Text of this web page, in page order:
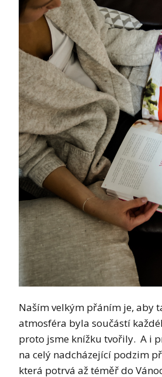
Naším velkým přáním je, aby
atmosféra byla součástí
proto jsme knížku tvořily. A i
na celý nadcházející podzim
která potrvá až téměř do